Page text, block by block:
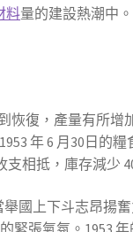
料量的建設熱潮中
恢復，產量有所增
年 6 月30日的
支相抵，庫存減少
國上下斗志昂揚
緊張氣氛。1953 年